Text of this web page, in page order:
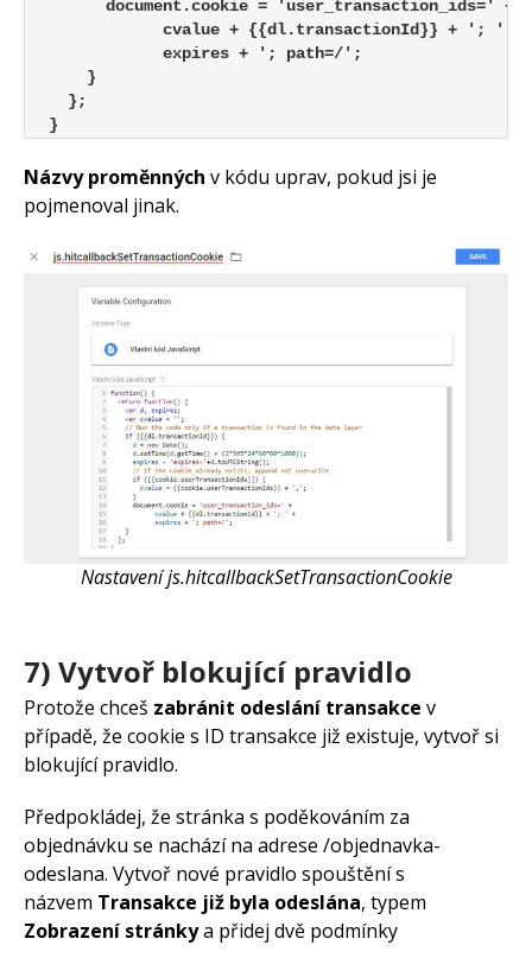
      document.cookie = 'user_transaction_ids=' +
            cvalue + {{dl.transactionId}} + '; ' +
            expires + '; path=/';
    }
  };
Názvy proměnných v kódu uprav, pokud jsi je
pojmenoval jinak.
Nastavení js.hitcallbackSetTransactionCookie
7) Vytvoř blokující pravidlo
Protože chceš zabránit odeslání transakce v
případě, že cookie s ID transakce již existuje, vytvoř si
blokující pravidlo.
Předpokládej, že stránka s poděkováním za
objednávku se nachází na adrese /objednavka-
odeslana. Vytvoř nové pravidlo spouštění s
názvem Transakce již byla odeslána, typem
Zobrazení stránkya přidej dvě podmínky